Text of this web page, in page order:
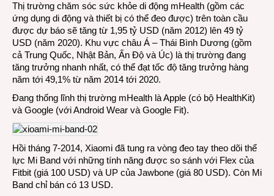
Thị trường chăm sóc sức khỏe di động mHealth (gồm các
ứng dụng di động và thiết bị có thể đeo được) trên toàn cầu
được dự báo sẽ tăng từ 1,95 tỷ USD (năm 2012) lên 49 tỷ
USD (năm 2020). Khu vực châu Á – Thái Bình Dương (gồm
cả Trung Quốc, Nhật Bản, Ấn Độ và Úc) là thị trường đang
tăng trưởng nhanh nhất, có thể đạt tốc độ tăng trưởng hàng
năm tới 49,1% từ năm 2014 tới 2020.
Đang thống lĩnh thị trường mHealth là Apple (có bộ HealthKit)
và Google (với Android Wear và Google Fit).
Hồi tháng 7-2014, Xiaomi đã tung ra vòng đeo tay theo dõi thể
lực Mi Band với những tính năng được so sánh với Flex của
Fitbit (giá 100 USD) và UP của Jawbone (giá 80 USD). Còn Mi
Band chỉ bán có 13 USD.